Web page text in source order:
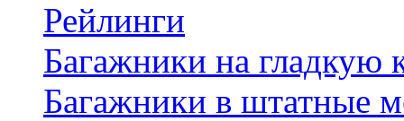
Рейлинги
Багажники на гладкую
Багажники в штатные